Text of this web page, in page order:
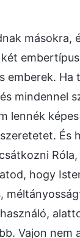
másokra,
emberek. Ha
mindennel
lennék
És
hogy
Vajon nem